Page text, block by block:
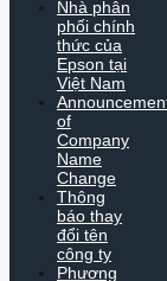
Nhà phân
phối chính
thức của
Epson tại
Việt Nam
of
Company
Name
Change
Thông
báo thay
đổi tên
công ty
Phương